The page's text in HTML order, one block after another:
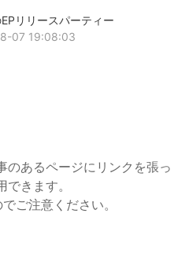
リリースパーティー
07 19:08:03
のあるページにリンクを張っ
きます。
ご注意ください。